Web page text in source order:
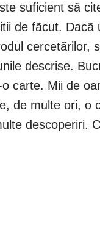
suficient sã
de fãcut.
cercetãrilor,
descrise.
carte. Mii de
de multe ori, o
descoperiri.